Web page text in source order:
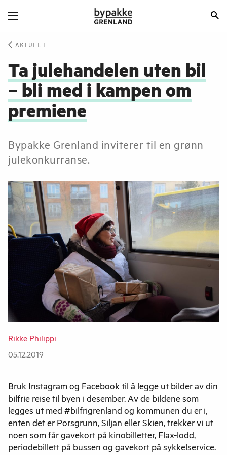
AKTUELT
Ta julehandelen uten bil
– bli med i kampen om
premiene
Bypakke Grenland inviterer til en grønn
julekonkurranse.
Rikke Philippi
05.12.2019
Bruk Instagram og Facebook til å legge ut bilder av din
bilfrie reise til byen i desember. Av de bildene som
legges ut med #bilfrigrenland og kommunen du er i,
enten det er Porsgrunn, Siljan eller Skien, trekker vi ut
noen som får gavekort på kinobilletter, Flax-lodd,
periodebillett på bussen og gavekort på sykkelservice.